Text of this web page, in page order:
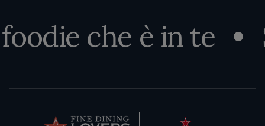
che è in te